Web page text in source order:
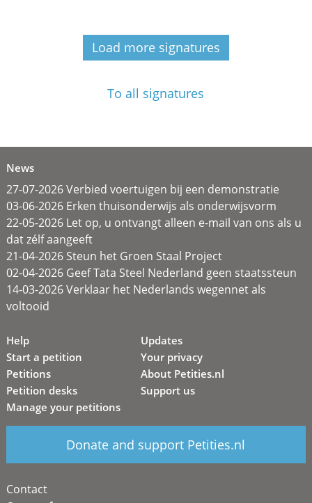
Load more signatures
To all signatures
News
27-07-2026 Verbied voertuigen bij een demonstratie
03-06-2026 Erken thuisonderwijs als onderwijsvorm
22-05-2026 Let op, u ontvangt alleen e-mail van ons als u
dat zélf aangeeft
21-04-2026 Steun het Groen Staal Project
02-04-2026 Geef Tata Steel Nederland geen staatssteun
14-03-2026 Verklaar het Nederlands wegennet als
voltooid
Help
Start a petition
Petitions
Petition desks
Manage your petitions
Updates
Your privacy
About Petities.nl
Support us
Donate and support Petities.nl
Contact